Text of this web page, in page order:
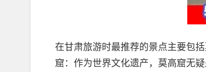
在甘肃旅游时最推荐的景点主要包
窟：作为世界文化遗产，莫高窟无